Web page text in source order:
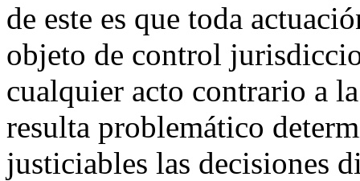
de este es que toda
objeto de control
cualquier acto contrario a
resulta problemático
justiciables las decisiones